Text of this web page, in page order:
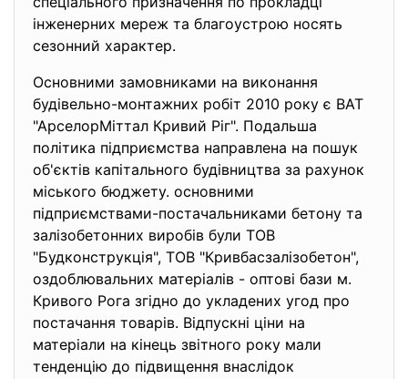
iнженерних мереж та благоустрою носять
сезонний характер.
Основними замовниками на виконання
будiвельно-монтажних робiт 2010 року є ВАТ
"АрселорМiттал Кривий Рiг". Подальша
полiтика пiдприємства направлена на пошук
об'єктiв капiтального будiвництва за рахунок
мiського бюджету. основними
пiдприємствами-постачальниками бетону та
залiзобетонних виробiв були ТОВ
"Будконструкцiя", ТОВ "Кривбасзалiзобетон",
оздоблювальних матерiалiв - оптовi бази м.
Кривого Рога згiдно до укладених угод про
постачання товарiв. Вiдпускнi цiни на
матерiали на кiнець звiтного року мали
тенденцiю до пiдвищення внаслiдок